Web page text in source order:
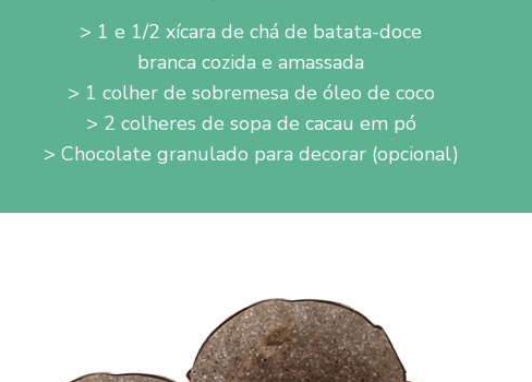
> 1 e 1/2 xícara de chá de batata-doce
branca cozida e amassada
> 1 colher de sobremesa de óleo de coco
> 2 colheres de sopa de cacau em pó
> Chocolate granulado para decorar (opcional)